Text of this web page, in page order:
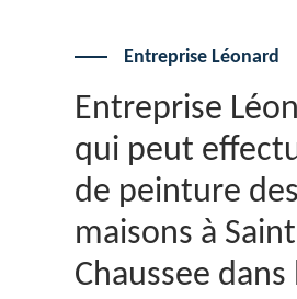
Entreprise Léonard
Entreprise
qui peut
de peinture
maisons à
Chaussee